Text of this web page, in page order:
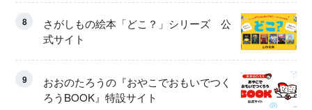
8
さがしもの絵本「どこ？」シリーズ 公
式サイト
9
おおのたろうの『おやこでおもいでつく
ろうBOOK』特設サイト